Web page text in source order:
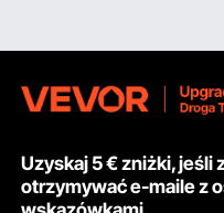
Uzyskaj 5 € zniżki, jeśli
otrzymywać e-maile z